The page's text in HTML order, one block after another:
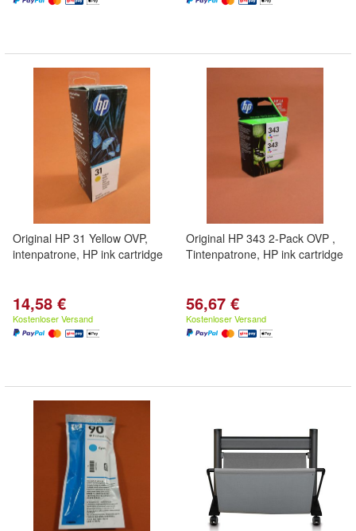
Original HP 31 Yellow OVP,
intenpatrone, HP ink cartridge
14,58 €
Kostenloser Versand
Original HP 343 2-Pack OVP ,
Tintenpatrone, HP ink cartridge
56,67 €
Kostenloser Versand